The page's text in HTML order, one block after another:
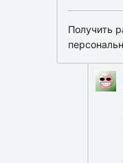
Получить